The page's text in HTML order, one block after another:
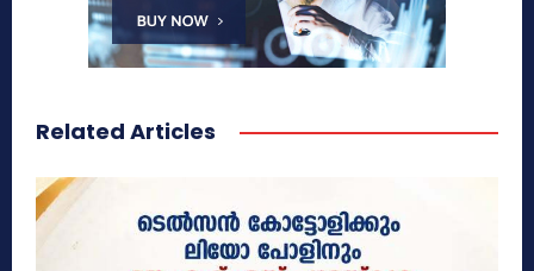
Related Articles